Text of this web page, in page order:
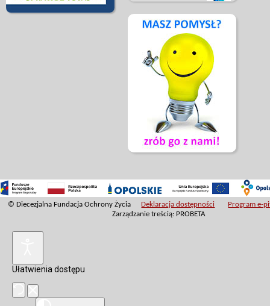
© Diecezjalna Fundacja Ochrony Życia Deklaracja dostępności
Program e-
Zarządzanie treścią: PROBETA
Ułatwienia dostępu